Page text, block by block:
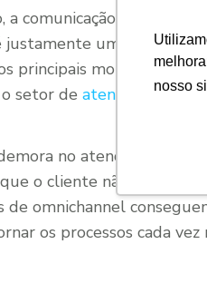
nosso
a comunicação unificada
justamente um ótimo
principais motivos que
setor de atendimentoda
no atendimento ou
o cliente não queira
de omnichannel
os processos cada